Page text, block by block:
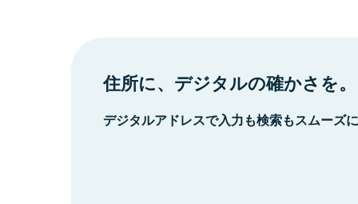
住所に、デジタルの確かさを。
デジタルアドレスで入力も検索もスムーズ